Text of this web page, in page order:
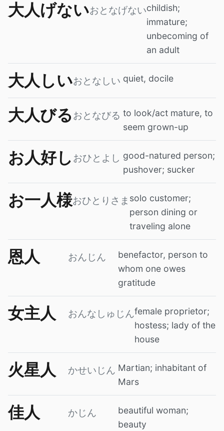
大人げないおとなげないchildish;
immature;
unbecoming of
an adult
大人しいおとなしい quiet, docile
大人びる おとなびる to look/act mature, to
seem grown-up
お人好し おひとよし good-natured person;
pushover; sucker
お一人様おひとりさま solo customer;
person dining or
traveling alone
恩人 おんじん
benefactor, person to
whom one owes
gratitude
女主人 おんなしゅじんfemale proprietor;
hostess; lady of the
house
火星人 かせいじん Martian; inhabitant of
Mars
佳人 かじん
beautiful woman;
beauty